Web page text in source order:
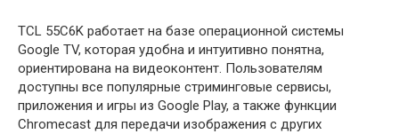
TCL 55C6K работает на базе операционной системы
Google TV, которая удобна и интуитивно понятна,
ориентирована на видеоконтент. Пользователям
доступны все популярные стриминговые сервисы,
приложения и игры из Google Play, а также функции
Chromecast для передачи изображения с других